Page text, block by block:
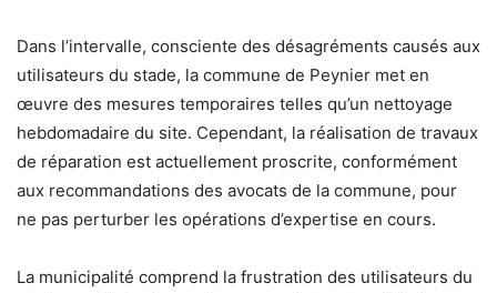
Dans l’intervalle, consciente des désagréments causés aux
utilisateurs du stade, la commune de Peynier met en
œuvre des mesures temporaires telles qu’un nettoyage
hebdomadaire du site. Cependant, la réalisation de travaux
de réparation est actuellement proscrite, conformément
aux recommandations des avocats de la commune, pour
ne pas perturber les opérations d’expertise en cours.
La municipalité comprend la frustration des utilisateurs du